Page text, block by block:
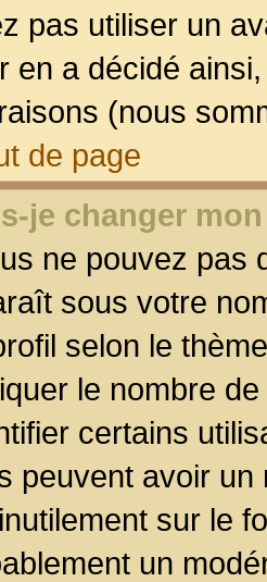
pas utiliser un
en a décidé
(nous
de page
je changer
ne pouvez pas
sous votre
selon le
le nombre
certains
peuvent avoir
sur le
un